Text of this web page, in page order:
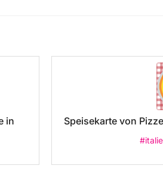
in
Speisekarte von